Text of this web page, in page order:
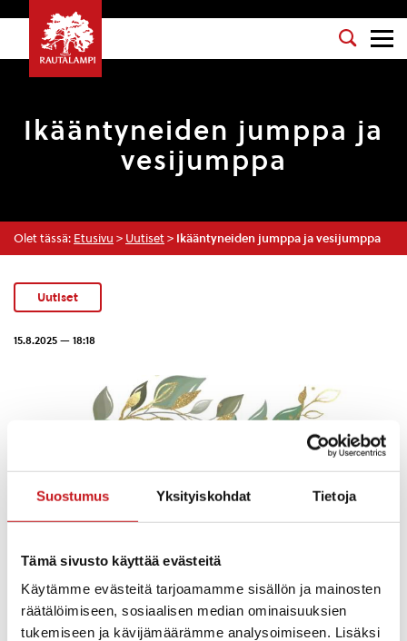
Suostumus Yksityiskohdat Tietoja
Tämä sivusto käyttää evästeitä
Käytämme evästeitä tarjoamamme sisällön ja mainosten
räätälöimiseen, sosiaalisen median ominaisuuksien
tukemiseen ja kävijämäärämme analysoimiseen. Lisäksi
Ikääntyneiden jumppa ja
vesijumppa
Olet tässä: Etusivu > Uutiset > Ikääntyneiden jumppa ja vesijumppa
Uutiset
15.8.2025 — 18:18